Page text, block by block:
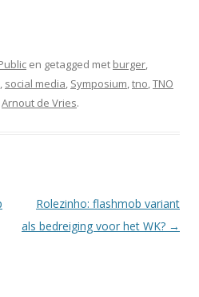
en getagged met burger
social media Symposium tno TNO
Arnout de Vries.
Rolezinho: flashmob variant
als bedreiging voor het WK? →